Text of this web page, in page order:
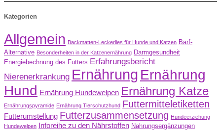
Kategorien
Allgemein Backmatten-Leckerlies für Hunde und Katzen Barf-
Alternative Besonderheiten in der Katzenernährung Darmgesundheit
Energiebechnung des Futters Erfahrungsbericht
Nierenerkrankung Ernährung Ernährung
Hund Ernährung Hundewelpen Ernährung Katze
Ernährungspyramide Ernährung Tierschutzhund Futtermitteletiketten
Futterumstellung Futterzusammensetzung Hundeerziehung
Hundewelpen
Inforeihe zu den Nährstoffen Nahrungsergänzungen